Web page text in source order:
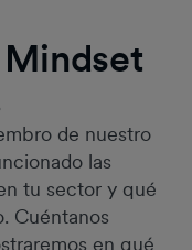
de nuestro
las
tu sector y qué
Cuéntanos
en qué